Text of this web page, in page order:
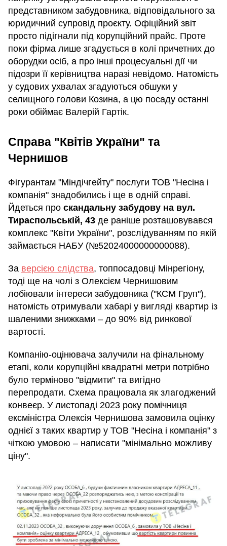
представником забудовника, відповідального за
юридичний супровід проєкту. Офіційний звіт
просто підігнали під корупційний прайс. Проте
поки фірма лише згадується в колі причетних до
оборудки осіб, а про інші процесуальні дії чи
підозри її керівництва наразі невідомо. Натомість
у судових ухвалах згадуються обшуки у
селищного голови Козина, а цю посаду останні
роки обіймає Валерій Гартік.
Справа "Квітів України" та
Чернишов
Фігурантам "Міндічгейту" послуги ТОВ "Несіна і
компанія" знадобились і ще в одній справі.
Йдеться про скандальну забудову на вул.
Тираспольській, 43 де раніше розташовувався
комплекс "Квіти України", розслідуванням по якій
займається НАБУ (№52024000000000088).
За версією слідства, топпосадовці Мінрегіону,
тоді ще на чолі з Олексієм Чернишовим
лобіювали інтереси забудовника ("КСМ Груп"),
натомість отримували хабарі у вигляді квартир із
шаленими знижками – до 90% від ринкової
вартості.
Компанію-оцінювача залучили на фінальному
етапі, коли корупційні квадратні метри потрібно
було терміново "відмити" та вигідно
перепродати. Схема працювала як злагоджений
конвеєр. У листопаді 2023 року помічниця
ексміністра Олексія Чернишова замовила оцінку
однієї з таких квартир у ТОВ "Несіна і компанія" з
чіткою умовою – написати "мінімально можливу
ціну".